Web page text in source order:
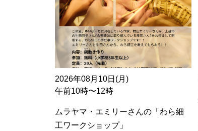
2026年08月10日(月)
午前10時〜12時
ムラヤマ・エミリーさんの「わら細
工ワークショップ」